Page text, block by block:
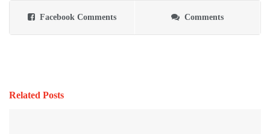
Facebook Comments Comments
Related Posts